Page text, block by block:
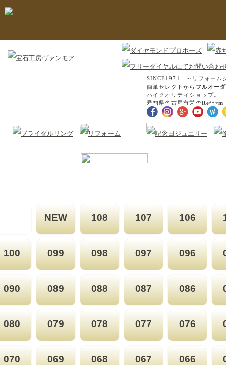
SINCE1971 ～リフォーム
簡単セレクトから フルオー
ハイクオリティショップ。
愛知県名古屋市栄のReform
106
107
108
NEW
096
097
098
099
100
086
087
088
089
090
076
077
078
079
080
066
067
068
069
070